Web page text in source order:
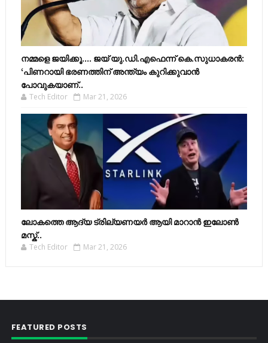
നമ്മളെ ജയിക്കൂ.... ജയ് യു.ഡി.എഫെന്ന് കെ.സുധാകരൻ:
‘പിണറായി ഭരണത്തിന് അന്ത്യം കുറിക്കുവാൻ
പോവുകയാണ്..
Tech Editor Mar 21, 2026
ലോകത്തെ ആദ്യ ട്രില്യണയർ ആയി മാറാൻ ഇലോൺ
മസ്ക്..
Tech Editor Mar 21, 2026
FEATURED POSTS